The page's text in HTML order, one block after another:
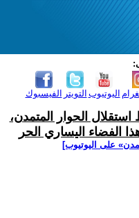
الفيسبوك التويتر اليوتيوب
استقلال الحوار المتمدن،
الفضاء اليساري الحر
على اليوتيوب]